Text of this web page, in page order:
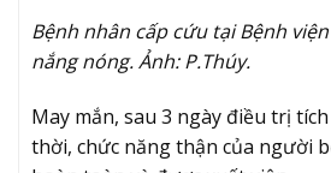
Bệnh nhân cấp cứu tại Bệnh
nắng nóng. Ảnh: P.Thúy.
May mắn, sau 3 ngày điều trị
thời, chức năng thận của người